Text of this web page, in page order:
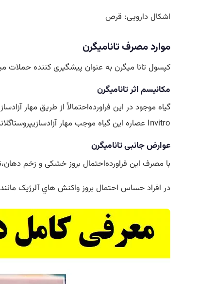
اشکال دارویی: قرص
موارد مصرفتانامیگرن
کپسول تانا میگرن به عنوان پیشگیری کننده حملات
مکانیسم اثرتانامیگرن
گیاه موجود در این فراورده‌احتمالاً از طریق مهار
Invitro عصاره این گیاه موجب مهار آزادسازیپروستاگلاندینها (بامکانیسمی متفاوت از
عوارض جانبیتانامیگرن
با مصرف این فراورده‌احتمال بروز خشکی و زخم
در افراد حساس احتمال بروز واکنش هاي آلرژيک